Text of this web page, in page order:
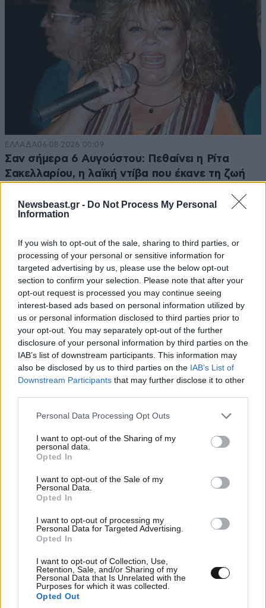
Newsbeast.gr - Do Not Process My Personal
Information
If you wish to opt-out of the sale, sharing to third parties, or
processing of your personal or sensitive information for
targeted advertising by us, please use the below opt-out
section to confirm your selection. Please note that after your
opt-out request is processed you may continue seeing
interest-based ads based on personal information utilized by
us or personal information disclosed to third parties prior to
your opt-out. You may separately opt-out of the further
disclosure of your personal information by third parties on the
IAB’s list of downstream participants. This information may
also be disclosed by us to third parties on the IAB’s List of
Downstream Participants that may further disclose it to other
Please note that this website/app uses one or more Google
not limited to your visit or usage behaviour. You may click to
grant or deny consent to Google and its third-party tags to
use your data for below specified purposes in below Google
consent section.
Personal Data Processing Opt Outs
I want to opt-out of the Sharing of my
personal data.
Opted In
I want to opt-out of the Sale of my
Personal Data.
Opted In
I want to opt-out of processing my
Personal Data for Targeted Advertising.
Opted In
I want to opt-out of Collection, Use,
Retention, Sale, and/or Sharing of my
Personal Data that Is Unrelated with the
Purposes for which it was collected.
Opted Out
ΕΛΛΑΔΑ06·08·2026 00:09
Σαν σήμερα 6 Αυγούστου: Πεθαίνει η Ρίτα
Σακελλαρίου, η λαϊκή ντίβα που έκανε τη ζωή